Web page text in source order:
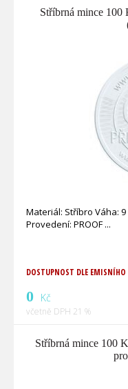
Stříbrná mince 100
Materiál: Stříbro Váha: 9
Provedení: PROOF
DOSTUPNOST DLE EMISNÍHO
0 Kč
včetně DPH 21 %
Stříbrná mince 100